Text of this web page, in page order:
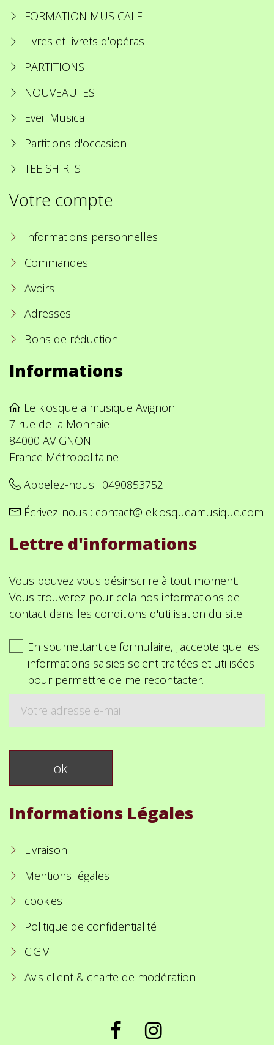
FORMATION MUSICALE
Livres et livrets d'opéras
PARTITIONS
NOUVEAUTES
Eveil Musical
Partitions d'occasion
TEE SHIRTS
Votre compte
Informations personnelles
Commandes
Avoirs
Adresses
Bons de réduction
Informations
Le kiosque a musique Avignon
7 rue de la Monnaie
84000 AVIGNON
France Métropolitaine
Appelez-nous : 0490853752
Écrivez-nous : contact@lekiosqueamusique.com
Lettre d'informations
Vous pouvez vous désinscrire à tout moment.
Vous trouverez pour cela nos informations de
contact dans les conditions d'utilisation du site.
En soumettant ce formulaire, j'accepte que les
informations saisies soient traitées et utilisées
pour permettre de me recontacter.
Informations Légales
Livraison
Mentions légales
cookies
Politique de confidentialité
C.G.V
Avis client & charte de modération